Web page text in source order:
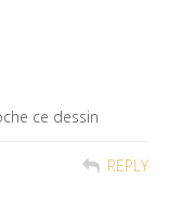
ce dessin
REPLY